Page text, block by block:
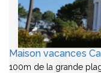
Maison vacances
100m de la grande